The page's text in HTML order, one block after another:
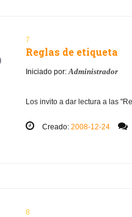
7
Reglas de etiqueta
Iniciado por:Administrador
Los invito a dar lectura a las
Creado: 2008-12-24
8